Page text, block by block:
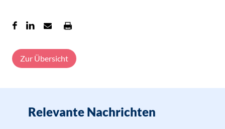
Zur Übersicht
Relevante Nachrichten